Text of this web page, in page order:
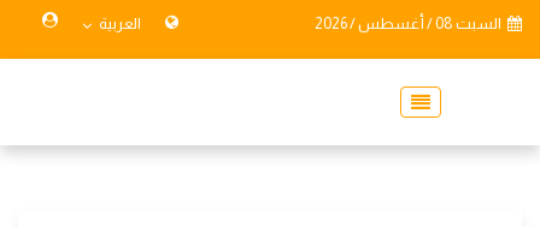
السبت 08 / أغسطس / 2026 العربية